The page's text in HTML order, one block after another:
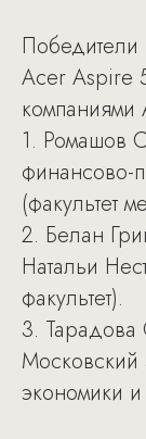
Победители
Acer Aspire
1. Ромашов
финансово-
(факультет
2. Белан
Натальи
факультет).
3.
Московский
экономики